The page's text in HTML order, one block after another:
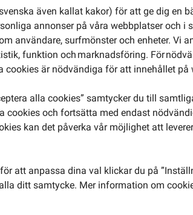
bytas ut.Läs merhär om du har en
(Ex Nummerbegränsning eller fasta
testa att ringa igen. Hur du tar bort
så hjälper vi dig.
Mobiltelefoni
även kallat kakor) för att ge dig en
annonser på våra webbplatser och i
användare, surfmönster och enheter. Vi
funktion och marknadsföring. För
cookies är nödvändiga för att innehållet på
alla cookies” samtycker du till
cookies och fortsätta med endast
kan det påverka vår möjlighet att
att anpassa dina val klickar du på
ditt samtycke. Mer information om